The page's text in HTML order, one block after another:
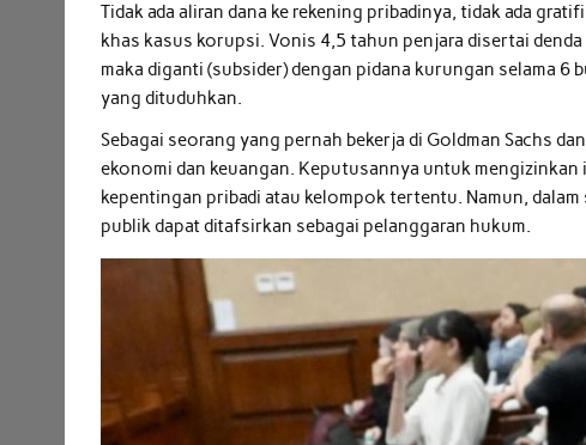
Tidak ada aliran dana ke rekening pribadinya, tidak ada
khas kasus korupsi. Vonis 4,5 tahun penjara disertai
maka diganti (subsider) dengan pidana kurungan selama
yang dituduhkan.
Sebagai seorang yang pernah bekerja di Goldman Sachs
ekonomi dan keuangan. Keputusannya untuk
kepentingan pribadi atau kelompok tertentu. Namun,
publik dapat ditafsirkan sebagai pelanggaran hukum.